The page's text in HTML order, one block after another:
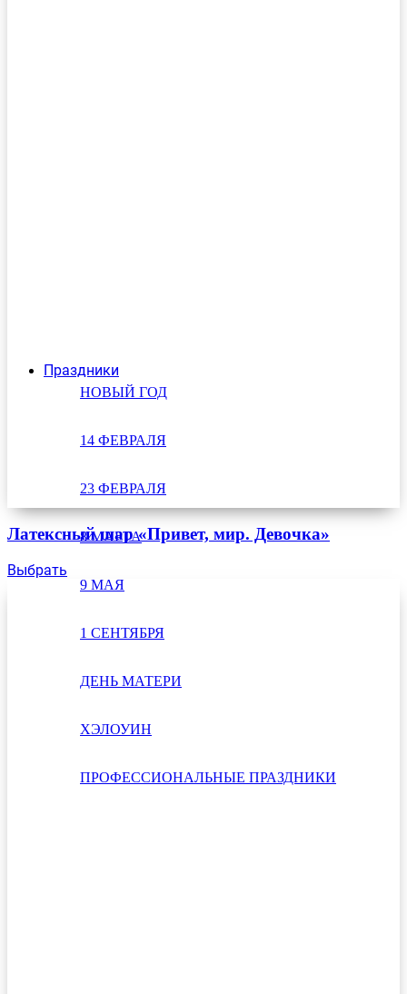
Праздники
НОВЫЙ ГОД
14 ФЕВРАЛЯ
23 ФЕВРАЛЯ
8 МАРТА
9 МАЯ
1 СЕНТЯБРЯ
ДЕНЬ МАТЕРИ
ХЭЛОУИН
ПРОФЕССИОНАЛЬНЫЕ ПРАЗДНИКИ
Латексный шар «Привет, мир. Девочка»
Выбрать